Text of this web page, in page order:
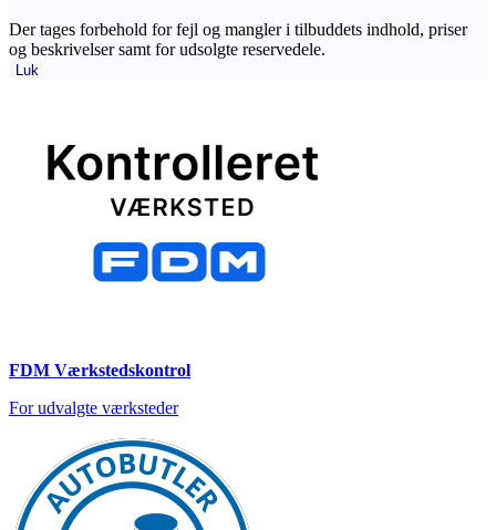
Der tages forbehold for fejl og mangler i tilbuddets indhold, priser
og beskrivelser samt for udsolgte reservedele.
Luk
FDM Værkstedskontrol
For udvalgte værksteder